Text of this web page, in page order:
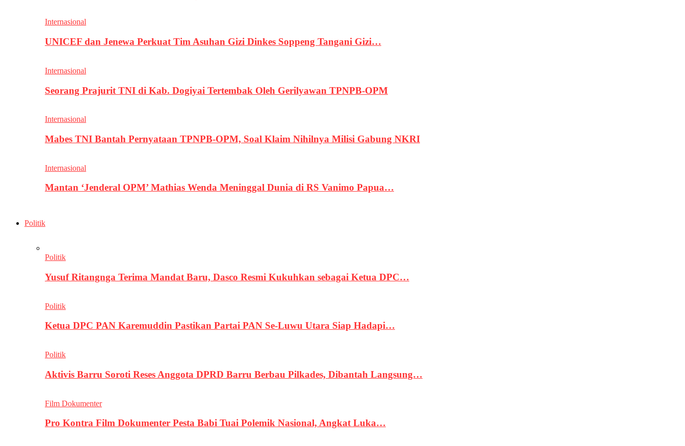
Internasional
UNICEF dan Jenewa Perkuat Tim Asuhan Gizi Dinkes Soppeng Tangani Gizi…
Internasional
Seorang Prajurit TNI di Kab. Dogiyai Tertembak Oleh Gerilyawan TPNPB-OPM
Internasional
Mabes TNI Bantah Pernyataan TPNPB-OPM, Soal Klaim Nihilnya Milisi Gabung NKRI
Internasional
Mantan ‘Jenderal OPM’ Mathias Wenda Meninggal Dunia di RS Vanimo Papua…
Politik
Politik
Yusuf Ritangnga Terima Mandat Baru, Dasco Resmi Kukuhkan sebagai Ketua DPC…
Politik
Ketua DPC PAN Karemuddin Pastikan Partai PAN Se-Luwu Utara Siap Hadapi…
Politik
Aktivis Barru Soroti Reses Anggota DPRD Barru Berbau Pilkades, Dibantah Langsung…
Film Dokumenter
Pro Kontra Film Dokumenter Pesta Babi Tuai Polemik Nasional, Angkat Luka…